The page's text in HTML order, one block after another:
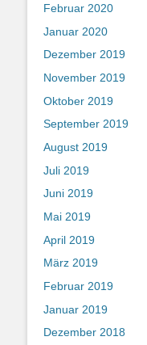
Februar 2020
Januar 2020
Dezember 2019
November 2019
Oktober 2019
September 2019
August 2019
Juli 2019
Juni 2019
Mai 2019
April 2019
März 2019
Februar 2019
Januar 2019
Dezember 2018